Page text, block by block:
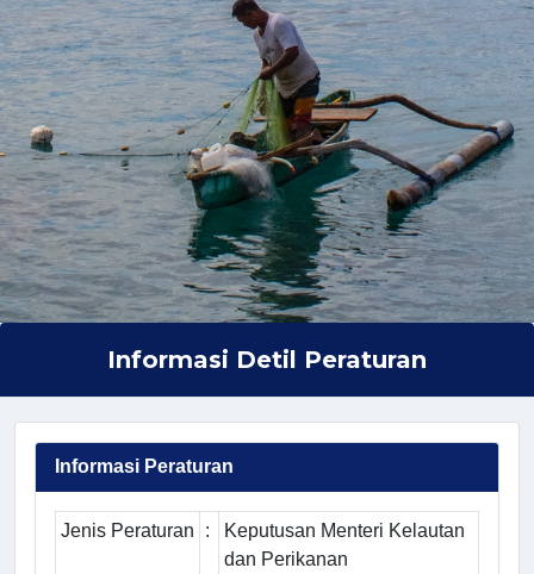
Informasi Detil Peraturan
Informasi Peraturan
Jenis Peraturan :
Keputusan Menteri Kelautan
dan Perikanan